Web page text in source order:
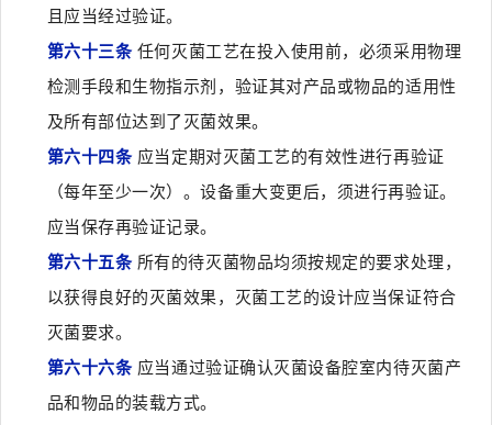
且应当经过验证。
第六十三条任何灭菌工艺在投入使用前，必须采用物理
检测手段和生物指示剂，验证其对产品或物品的适用性
及所有部位达到了灭菌效果。
第六十四条应当定期对灭菌工艺的有效性进行再验证
（每年至少一次）。设备重大变更后，须进行再验证。
应当保存再验证记录。
第六十五条 所有的待灭菌物品均须按规定的要求处理，
以获得良好的灭菌效果，灭菌工艺的设计应当保证符合
灭菌要求。
第六十六条应当通过验证确认灭菌设备腔室内待灭菌产
品和物品的装载方式。